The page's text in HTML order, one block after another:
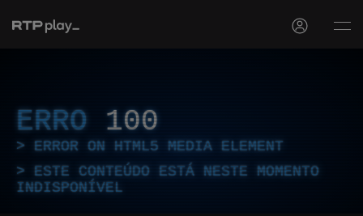
ERRO 100
ERROR ON HTML5 MEDIA ELEMENT
ESTE CONTEÚDO ESTÁ NESTE MOMENTO
INDISPONÍVEL